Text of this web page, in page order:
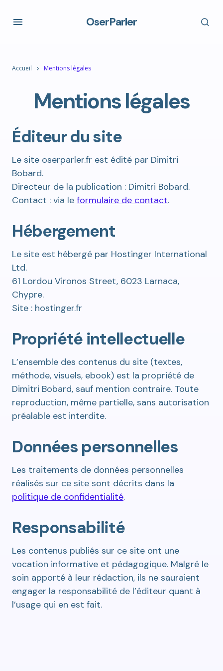
OserParler
Accueil Mentions légales
Mentions légales
Éditeur du site
Le site oserparler.fr est édité par Dimitri
Bobard.
Directeur de la publication : Dimitri Bobard.
Contact : via le formulaire de contact.
Hébergement
Le site est hébergé par Hostinger International
Ltd.
61 Lordou Vironos Street, 6023 Larnaca,
Chypre.
Site : hostinger.fr
Propriété intellectuelle
L’ensemble des contenus du site (textes,
méthode, visuels, ebook) est la propriété de
Dimitri Bobard, sauf mention contraire. Toute
reproduction, même partielle, sans autorisation
préalable est interdite.
Données personnelles
Les traitements de données personnelles
réalisés sur ce site sont décrits dans la
politique de confidentialité.
Responsabilité
Les contenus publiés sur ce site ont une
vocation informative et pédagogique. Malgré le
soin apporté à leur rédaction, ils ne sauraient
engager la responsabilité de l’éditeur quant à
l’usage qui en est fait.